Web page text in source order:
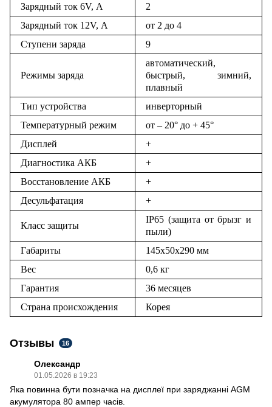
Зарядный ток 6V, А
2
Зарядный ток 12V, А
от 2 до 4
Ступени заряда
9
Режимы заряда
автоматический,
быстрый, зимний,
плавный
Тип устройства
инверторный
Температурный режим
от – 20° до + 45°
Дисплей
+
Диагностика АКБ
+
Восстановление АКБ
+
Десульфатация
+
Класс защиты
IP65 (защита от брызг и
пыли)
Габариты
145х50х290 мм
Вес
0,6 кг
Гарантия
36 месяцев
Страна происхождения
Корея
Отзывы 16
Олександр
01.05.2026 в 19:23
Яка повинна бути позначка на дисплеї при заряджанні AGM
акумулятора 80 ампер часів.